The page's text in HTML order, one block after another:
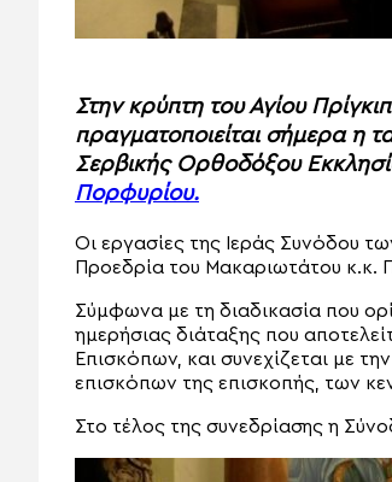
Στην κρύπτη του Αγίου
πραγματοποιείται σήμερα η
Σερβικής Ορθοδόξου
Πορφυρίου.
Οι εργασίες της Ιεράς Συνόδου
Προεδρία του Μακαριωτάτου κ.κ.
Σύμφωνα με τη διαδικασία που
ημερήσιας διάταξης που
Επισκόπων, και συνεχίζεται με
επισκόπων της επισκοπής, των
Στο τέλος της συνεδρίασης η